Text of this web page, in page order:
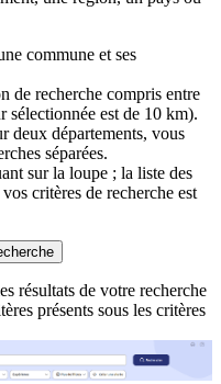
commune et ses
de recherche compris entre
sélectionnée est de 10 km).
deux départements, vous
séparées.
sur la loupe ; la liste des
critères de recherche est
résultats de votre recherche
présents sous les critères